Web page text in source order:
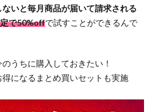
ないと毎月商品が届いて請求される
で50%offで試すことができるんで
うちに購入しておきたい！
になるまとめ買いセットも実施